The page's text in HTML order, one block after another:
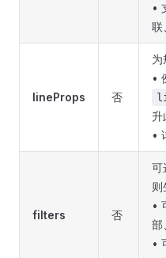
•
联
lineProps 否
为
•
升
•
filters 否
可
则
•
部
•